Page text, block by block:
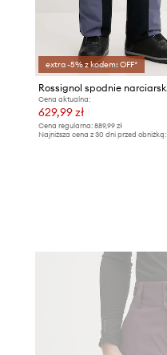
extra -5% z kodem: OFF*
Cena aktualna:
629,99 zł
Cena regularna: 889,99 zł
Najniższa cena z 30 dni przed obniżką: